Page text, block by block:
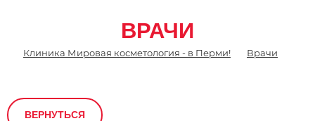
ВРАЧИ
Клиника Мировая косметология - в Перми! Врачи
ВЕРНУТЬСЯ